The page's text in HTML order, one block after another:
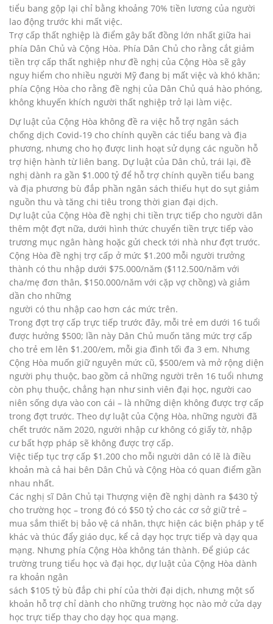
tiểu bang gộp lại chỉ bằng khoảng 70% tiền lương của người
lao động trước khi mất việc.
Trợ cấp thất nghiệp là điểm gây bất đồng lớn nhất giữa hai
phía Dân Chủ và Cộng Hòa. Phía Dân Chủ cho rằng cắt giảm
tiền trợ cấp thất nghiệp như đề nghị của Cộng Hòa sẽ gây
nguy hiểm cho nhiều người Mỹ đang bị mất việc và khó khăn;
phía Cộng Hòa cho rằng đề nghị của Dân Chủ quá hào phóng,
không khuyến khích người thất nghiệp trở lại làm việc.
Dự luật của Cộng Hòa không đề ra việc hỗ trợ ngân sách
chống dịch Covid-19 cho chính quyền các tiểu bang và địa
phương, nhưng cho họ được linh hoạt sử dụng các nguồn hỗ
trợ hiện hành từ liên bang. Dự luật của Dân chủ, trái lại, đề
nghị dành ra gần $1.000 tỷ để hỗ trợ chính quyền tiểu bang
và địa phương bù đắp phần ngân sách thiếu hụt do sụt giảm
nguồn thu và tăng chi tiêu trong thời gian đại dịch.
Dự luật của Cộng Hòa đề nghị chi tiền trực tiếp cho người dân
thêm một đợt nữa, dưới hình thức chuyển tiền trực tiếp vào
trương mục ngân hàng hoặc gửi check tới nhà như đợt trước.
Cộng Hòa đề nghị trợ cấp ở mức $1.200 mỗi người trưởng
thành có thu nhập dưới $75.000/năm ($112.500/năm với
cha/mẹ đơn thân, $150.000/năm với cặp vợ chồng) và giảm
dần cho những
người có thu nhập cao hơn các mức trên.
Trong đợt trợ cấp trực tiếp trước đây, mỗi trẻ em dưới 16 tuổi
được hưởng $500; lần này Dân Chủ muốn tăng mức trợ cấp
cho trẻ em lên $1.200/em, mỗi gia đình tối đa 3 em. Nhưng
Cộng Hòa muốn giữ nguyên mức cũ, $500/em và mở rộng diện
người phụ thuộc, bao gồm cả những người trên 16 tuổi nhưng
còn phụ thuộc, chẳng hạn như sinh viên đại học, người cao
niên sống dựa vào con cái – là những diện không được trợ cấp
trong đợt trước. Theo dự luật của Cộng Hòa, những người đã
chết trước năm 2020, người nhập cư không có giấy tờ, nhập
cư bất hợp pháp sẽ không được trợ cấp.
Việc tiếp tục trợ cấp $1.200 cho mỗi người dân có lẽ là điều
khoản mà cả hai bên Dân Chủ và Cộng Hòa có quan điểm gần
nhau nhất.
Các nghị sĩ Dân Chủ tại Thượng viện đề nghị dành ra $430 tỷ
cho trường học – trong đó có $50 tỷ cho các cơ sở giữ trẻ –
mua sắm thiết bị bảo vệ cá nhân, thực hiện các biện pháp y tế
khác và thúc đẩy giáo dục, kể cả dạy học trực tiếp và dạy qua
mạng. Nhưng phía Cộng Hòa không tán thành. Để giúp các
trường trung tiểu học và đại học, dự luật của Cộng Hòa dành
ra khoản ngân
sách $105 tỷ bù đắp chi phí của thời đại dịch, nhưng một số
khoản hỗ trợ chỉ dành cho những trường học nào mở cửa dạy
học trực tiếp thay cho dạy học qua mạng.